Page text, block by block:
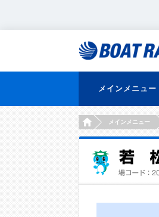
メインメニュー
HOMEメインメニュー